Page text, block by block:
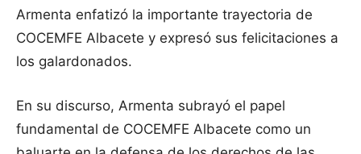
Armenta enfatizó la importante trayectoria de
COCEMFE Albacete y expresó sus felicitaciones a
los galardonados.
En su discurso, Armenta subrayó el papel
fundamental de COCEMFE Albacete como un